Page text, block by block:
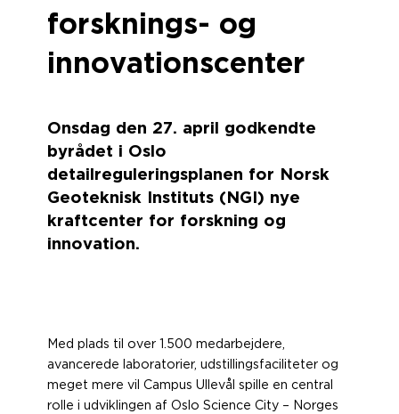
forsknings- og
innovationscenter
Onsdag den 27. april godkendte
byrådet i Oslo
detailreguleringsplanen for Norsk
Geoteknisk Instituts (NGI) nye
kraftcenter for forskning og
innovation.
Med plads til over 1.500 medarbejdere,
avancerede laboratorier, udstillingsfaciliteter og
meget mere vil Campus Ullevål spille en central
rolle i udviklingen af Oslo Science City – Norges